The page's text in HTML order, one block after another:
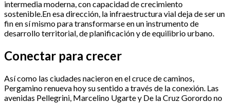
intermedia moderna, con capacidad de crecimiento
sostenible.En esa dirección, la infraestructura vial deja de ser un
fin en sí mismo para transformarse en un instrumento de
desarrollo territorial, de planificación y de equilibrio urbano.
Conectar para crecer
Así como las ciudades nacieron en el cruce de caminos,
Pergamino renueva hoy su sentido a través de la conexión. Las
avenidas Pellegrini, Marcelino Ugarte y De la Cruz Gorordo no